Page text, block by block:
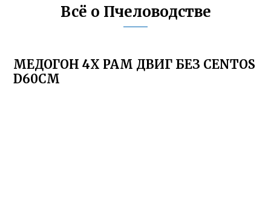
Всё о Пчеловодстве
МЕДОГОН 4Х РАМ ДВИГ БЕЗ CENTOS
D60СМ